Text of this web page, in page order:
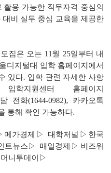
용 가능한 직무자격 중심의
비 실무 중심 교육을 제공한
집은 오는 11월 25일부터 내
디지털대 입학 홈페이지에서
있다. 입학 관련 자세한 사항
학지원센터 홈페이지
전화(1644-0982), 카카오톡
통해 확인 가능하다.
메가경제 ▷ 대학저널 ▷ 한국
트뉴스 ▷ 매일경제 ▷ 비즈워
머니투데이 ▷